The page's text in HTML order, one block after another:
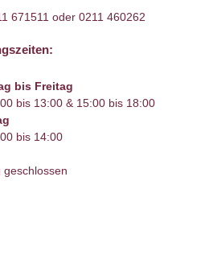
671511 oder 0211 460262
bis Freitag
bis 13:00 & 15:00 bis 18:00
bis 14:00
geschlossen